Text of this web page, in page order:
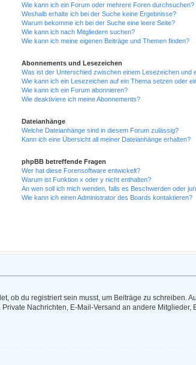
Wie kann ich ein Forum oder mehrere Foren durchsuchen?
Weshalb erhalte ich bei der Suche keine Ergebnisse?
Warum bekomme ich bei der Suche eine leere Seite?
Wie kann ich nach Mitgliedern suchen?
Wie kann ich meine eigenen Beiträge und Themen finden?
Abonnements und Lesezeichen
Was ist der Unterschied zwischen einem Lesezeichen und
Wie kann ich ein Lesezeichen auf ein Thema setzen oder
Wie kann ich ein Forum abonnieren?
Wie deaktiviere ich meine Abonnements?
Dateianhänge
Welche Dateianhänge sind in diesem Forum zulässig?
Kann ich eine Übersicht all meiner Dateianhänge erhalten?
phpBB betreffende Fragen
Wer hat diese Forensoftware entwickelt?
Warum ist Funktion x oder y nicht enthalten?
An wen soll ich mich wenden, falls es Beschwerden oder
Wie kann ich einen Administrator des Boards kontaktieren?
ob du registriert sein musst, um Beiträge zu schreiben.
Nachrichten, E-Mail-Versand an andere Mitglieder,